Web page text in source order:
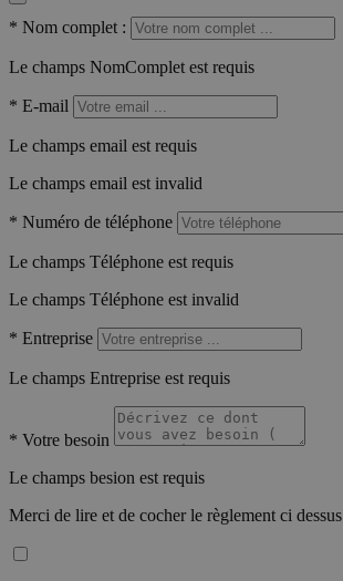
* Nom complet :
Le champs NomComplet est requis
* E-mail
Le champs email est requis
Le champs email est invalid
* Numéro de téléphone
Le champs Téléphone est requis
Le champs Téléphone est invalid
* Entreprise
Le champs Entreprise est requis
* Votre besoin
Le champs besion est requis
Merci de lire et de cocher le règlement ci dessus